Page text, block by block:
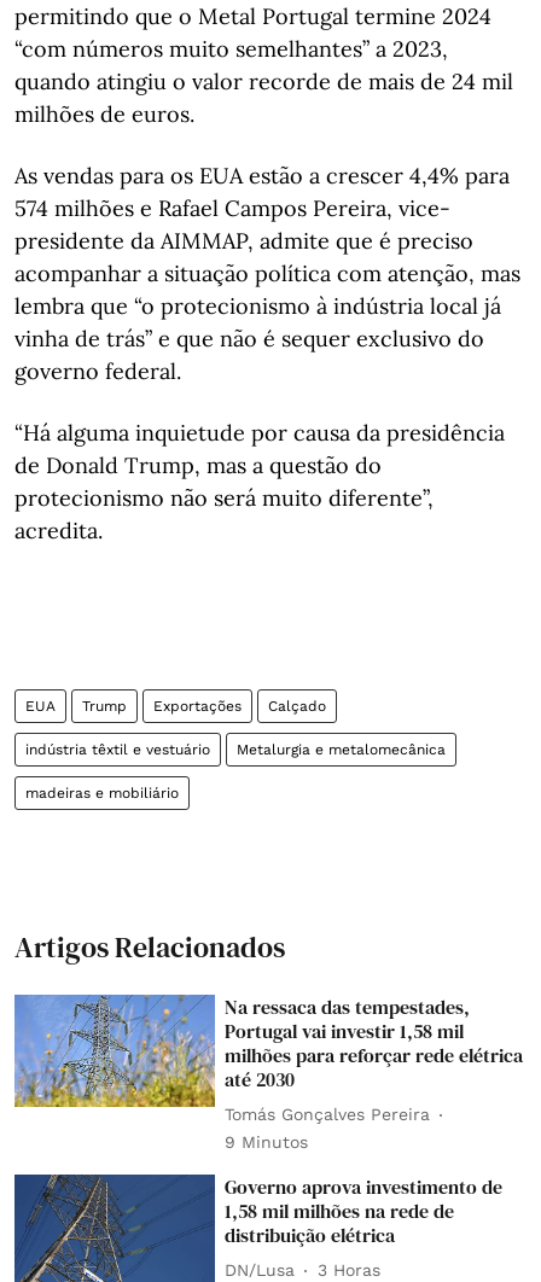
permitindo que o Metal Portugal termine 2024
“com números muito semelhantes” a 2023,
quando atingiu o valor recorde de mais de 24 mil
milhões de euros.
As vendas para os EUA estão a crescer 4,4% para
574 milhões e Rafael Campos Pereira, vice-
presidente da AIMMAP, admite que é preciso
acompanhar a situação política com atenção, mas
lembra que “o protecionismo à indústria local já
vinha de trás” e que não é sequer exclusivo do
governo federal.
“Há alguma inquietude por causa da presidência
de Donald Trump, mas a questão do
protecionismo não será muito diferente”,
acredita.
EUA Trump Exportações Calçado
indústria têxtil e vestuário Metalurgia e metalomecânica
madeiras e mobiliário
Artigos Relacionados
Na ressaca das tempestades,
Portugal vai investir 1,58 mil
milhões para reforçar rede elétrica
até 2030
Tomás Gonçalves Pereira
9 Minutos
Governo aprova investimento de
1,58 mil milhões na rede de
distribuição elétrica
DN/Lusa 3 Horas